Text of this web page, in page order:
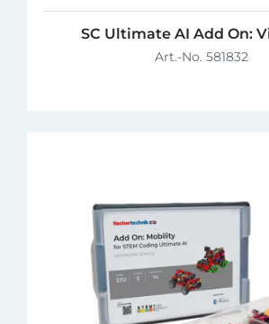
SC Ultimate AI Add On:
Art.-No. 581832